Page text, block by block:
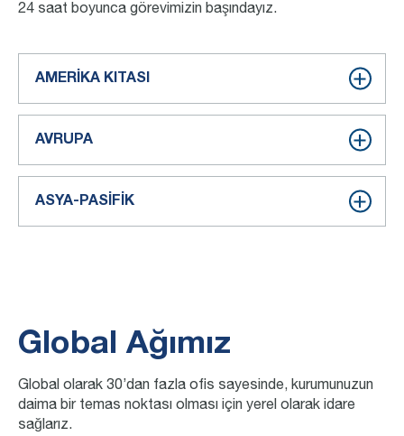
24 saat boyunca görevimizin başındayız.
AMERİKA KITASI
AVRUPA
ASYA-PASİFİK
Global Ağımız
Global olarak 30’dan fazla ofis sayesinde, kurumunuzun
daima bir temas noktası olması için yerel olarak idare
sağlarız.